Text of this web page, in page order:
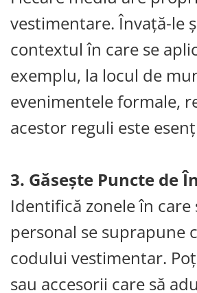
vestimentare. Învață-le
contextul în care se
exemplu, la locul de
evenimentele formale,
acestor reguli este
3. Găsește Puncte de
Identifică zonele în
personal se suprapune
codului vestimentar.
sau accesorii care să